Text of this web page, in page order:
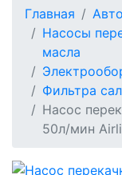
Главная
Насосы
масла
Фильтра
Насос
50л/мин